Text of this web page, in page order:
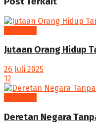
Jutaan Orang Hidup
26 Juli 2025
12
Deretan Negara